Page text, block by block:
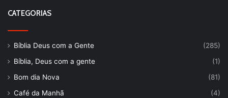
CATEGORIAS
Bíblia Deus com a Gente
(285)
Bíblia, Deus com a gente
(1)
Bom dia Nova
(81)
Café da Manhã
(4)